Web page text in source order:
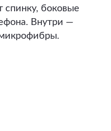
спинку, боковые
Внутри —